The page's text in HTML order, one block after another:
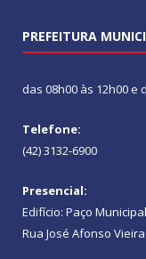
PREFEITURA
das 08h00 às 12h00 e
Telefone:
(42) 3132-6900
Presencial:
Edifício: Paço
Rua José Afonso Vieira